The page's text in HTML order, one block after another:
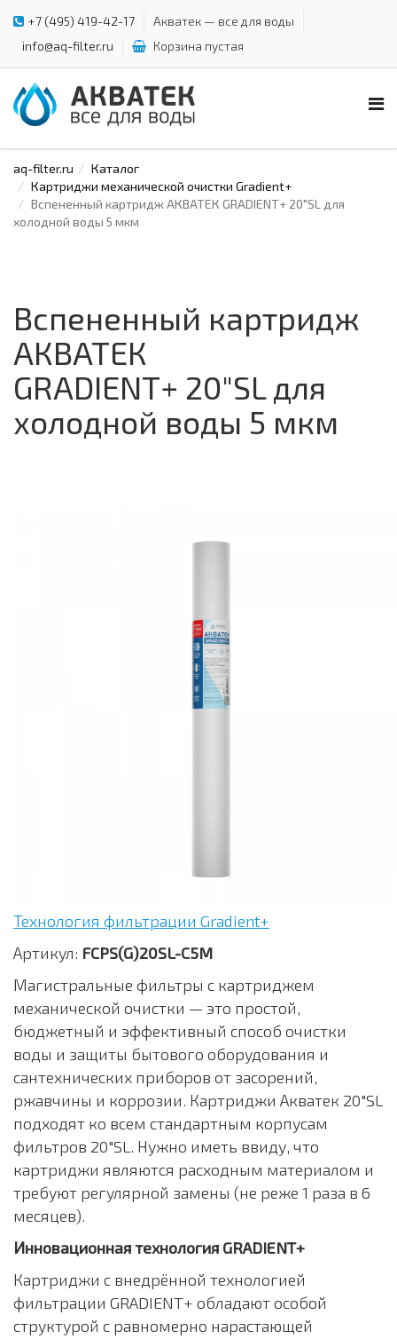
+7 (495) 419-42-17
Акватек — все для воды
info@aq-filter.ru
Корзина пустая
aq-filter.ru
Каталог
Картриджи механической очистки Gradient+
Вспененный картридж АКВАТЕК GRADIENT+ 20"SL для
холодной воды 5 мкм
Вспененный картридж
АКВАТЕК
GRADIENT+ 20"SL для
холодной воды 5 мкм
Технология фильтрации Gradient+
Артикул: FCPS(G)20SL-C5M
Магистральные фильтры с картриджем
механической очистки — это простой,
бюджетный и эффективный способ очистки
воды и защиты бытового оборудования и
сантехнических приборов от засорений,
ржавчины и коррозии. Картриджи Акватек 20"SL
подходят ко всем стандартным корпусам
фильтров 20"SL. Нужно иметь ввиду, что
картриджи являются расходным материалом и
требуют регулярной замены (не реже 1 раза в 6
месяцев).
Инновационная технология GRADIENT+
Картриджи с внедрённой технологией
фильтрации GRADIENT+ обладают особой
структурой с равномерно нарастающей